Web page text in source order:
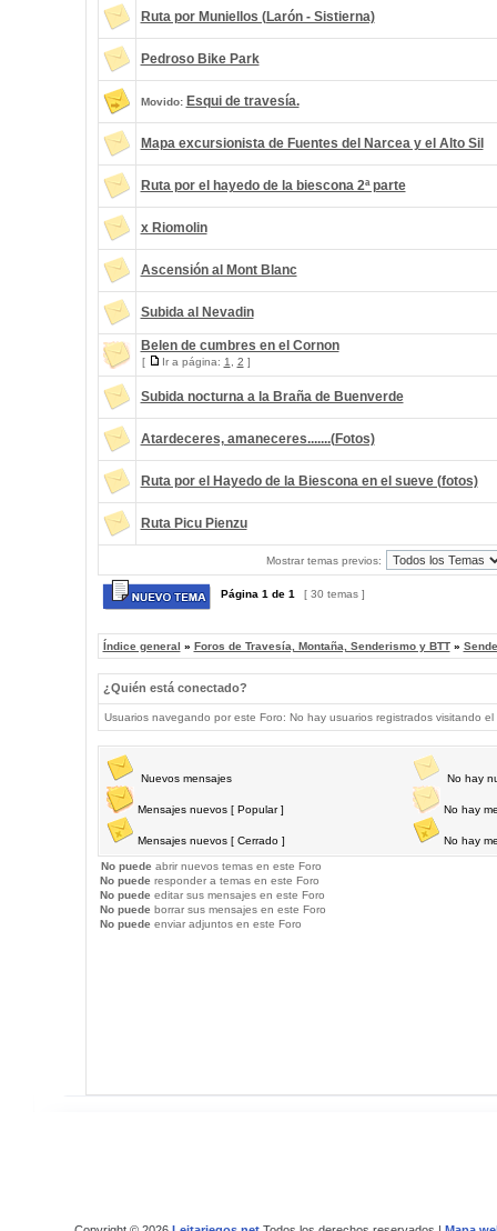
Ruta por Muniellos (Larón - Sistierna)
Pedroso Bike Park
Movido: Esqui de travesía.
Mapa excursionista de Fuentes del Narcea y el Alto Sil
Ruta por el hayedo de la biescona 2ª parte
x Riomolin
Ascensión al Mont Blanc
Subida al Nevadin
Belen de cumbres en el Cornon
[ Ir a página: 1 2 ]
Subida nocturna a la Braña de Buenverde
Atardeceres, amaneceres.......(Fotos)
Ruta por el Hayedo de la Biescona en el sueve (fotos)
Ruta Picu Pienzu
Mostrar temas previos:
Página 1 de 1 [ 30 temas ]
Índice general » Foros de Travesía, Montaña, Senderismo y BTT»
¿Quién está conectado?
Usuarios navegando por este Foro: No hay usuarios registrados visitando
Nuevos mensajes
Mensajes nuevos [ Popular ]
Mensajes nuevos [ Cerrado ]
No hay
No hay
No hay
No puede abrir nuevos temas en este Foro
No puede responder a temas en este Foro
No puede editar sus mensajes en este Foro
No puede borrar sus mensajes en este Foro
No puede enviar adjuntos en este Foro